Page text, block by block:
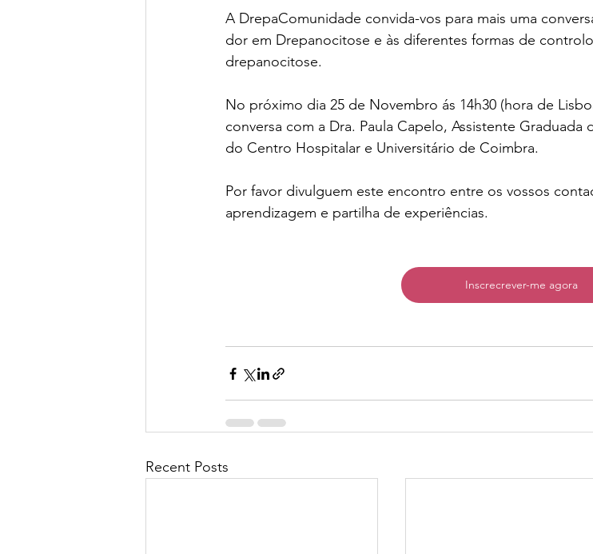
A DrepaComunidade convida-vos para mais uma
dor em Drepanocitose e às diferentes formas de
drepanocitose.
No próximo dia 25 de Novembro ás 14h30 (hora de
conversa com a Dra. Paula Capelo, Assistente
do Centro Hospitalar e Universitário de Coimbra.
Por favor divulguem este encontro entre os vossos
aprendizagem e partilha de experiências.
Inscrecrever-me agora
Recent Posts